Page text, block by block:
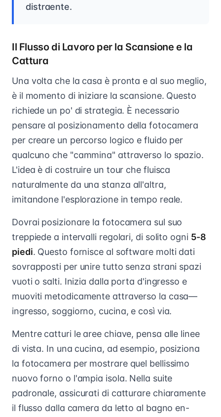
distraente.
Il Flusso di Lavoro per la Scansione e la
Cattura
Una volta che la casa è pronta e al suo meglio,
è il momento di iniziare la scansione. Questo
richiede un po' di strategia. È necessario
pensare al posizionamento della fotocamera
per creare un percorso logico e fluido per
qualcuno che "cammina" attraverso lo spazio.
L'idea è di costruire un tour che fluisca
naturalmente da una stanza all'altra,
imitandone l'esplorazione in tempo reale.
Dovrai posizionare la fotocamera sul suo
treppiede a intervalli regolari, di solito ogni 5-8
piedi. Questo fornisce al software molti dati
sovrapposti per unire tutto senza strani spazi
vuoti o salti. Inizia dalla porta d'ingresso e
muoviti metodicamente attraverso la casa—
ingresso, soggiorno, cucina, e così via.
Mentre catturi le aree chiave, pensa alle linee
di vista. In una cucina, ad esempio, posiziona
la fotocamera per mostrare quel bellissimo
nuovo forno o l'ampia isola. Nella suite
padronale, assicurati di catturare chiaramente
il flusso dalla camera da letto al bagno en-